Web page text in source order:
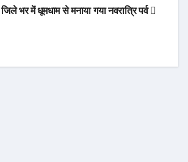
जिले भर में धूमधाम से मनाया गया नवरात्रि पर्व